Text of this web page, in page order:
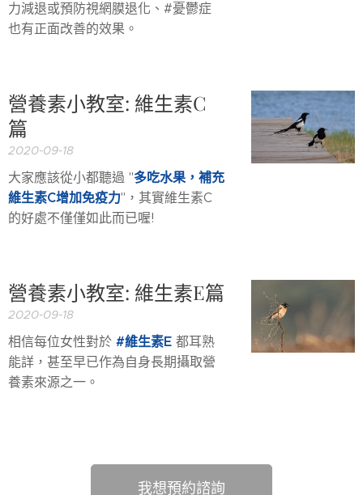
力減退或預防視網膜退化、#憂鬱症
也有正面改善的效果。
營養素小教室: 維生素C
篇
2020-09-18
大家應該從小都聽過 "多吃水果，補充
維生素C增加免疫力"，其實維生素C
的好處不僅僅如此而已喔!
營養素小教室: 維生素E篇
2020-09-18
相信每位女性對於 #維生素E 都耳熟
能詳，甚至早已作為自身長期攝取營
養素來源之一。
我想預約諮詢